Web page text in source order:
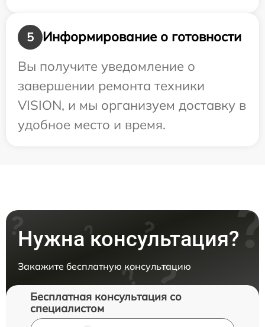
5
Информирование о готовности
Вы получите уведомление о
завершении ремонта техники
VISION, и мы организуем доставку в
удобное место и время.
Нужна консультация?
Закажите бесплатную консультацию
Бесплатная консультация со
специалистом